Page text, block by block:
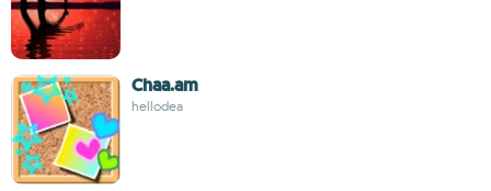
Chaa.am
hellodea